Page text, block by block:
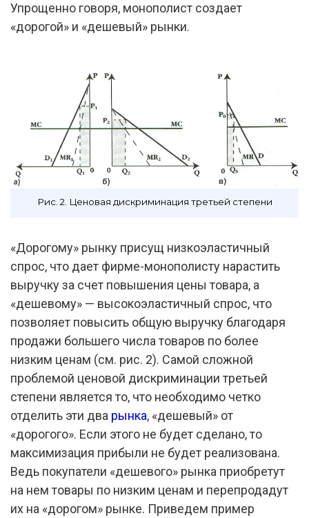
Упрощенно говоря, монополист создает
«дорогой» и «дешевый» рынки.
Рис. 2. Ценовая дискриминация третьей степени
«Дорогому» рынку присущ низкоэластичный
спрос, что дает фирме-монополисту нарастить
выручку за счет повышения цены товара, а
«дешевому» — высокоэластичный спрос, что
позволяет повысить общую выручку благодаря
продажи большего числа товаров по более
низким ценам (см. рис. 2). Самой сложной
проблемой ценовой дискриминации третьей
степени является то, что необходимо четко
отделить эти два рынка, «дешевый» от
«дорогого». Если этого не будет сделано, то
максимизация прибыли не будет реализована.
Ведь покупатели «дешевого» рынка приобретут
на нем товары по низким ценам и перепродадут
их на «дорогом» рынке. Приведем пример